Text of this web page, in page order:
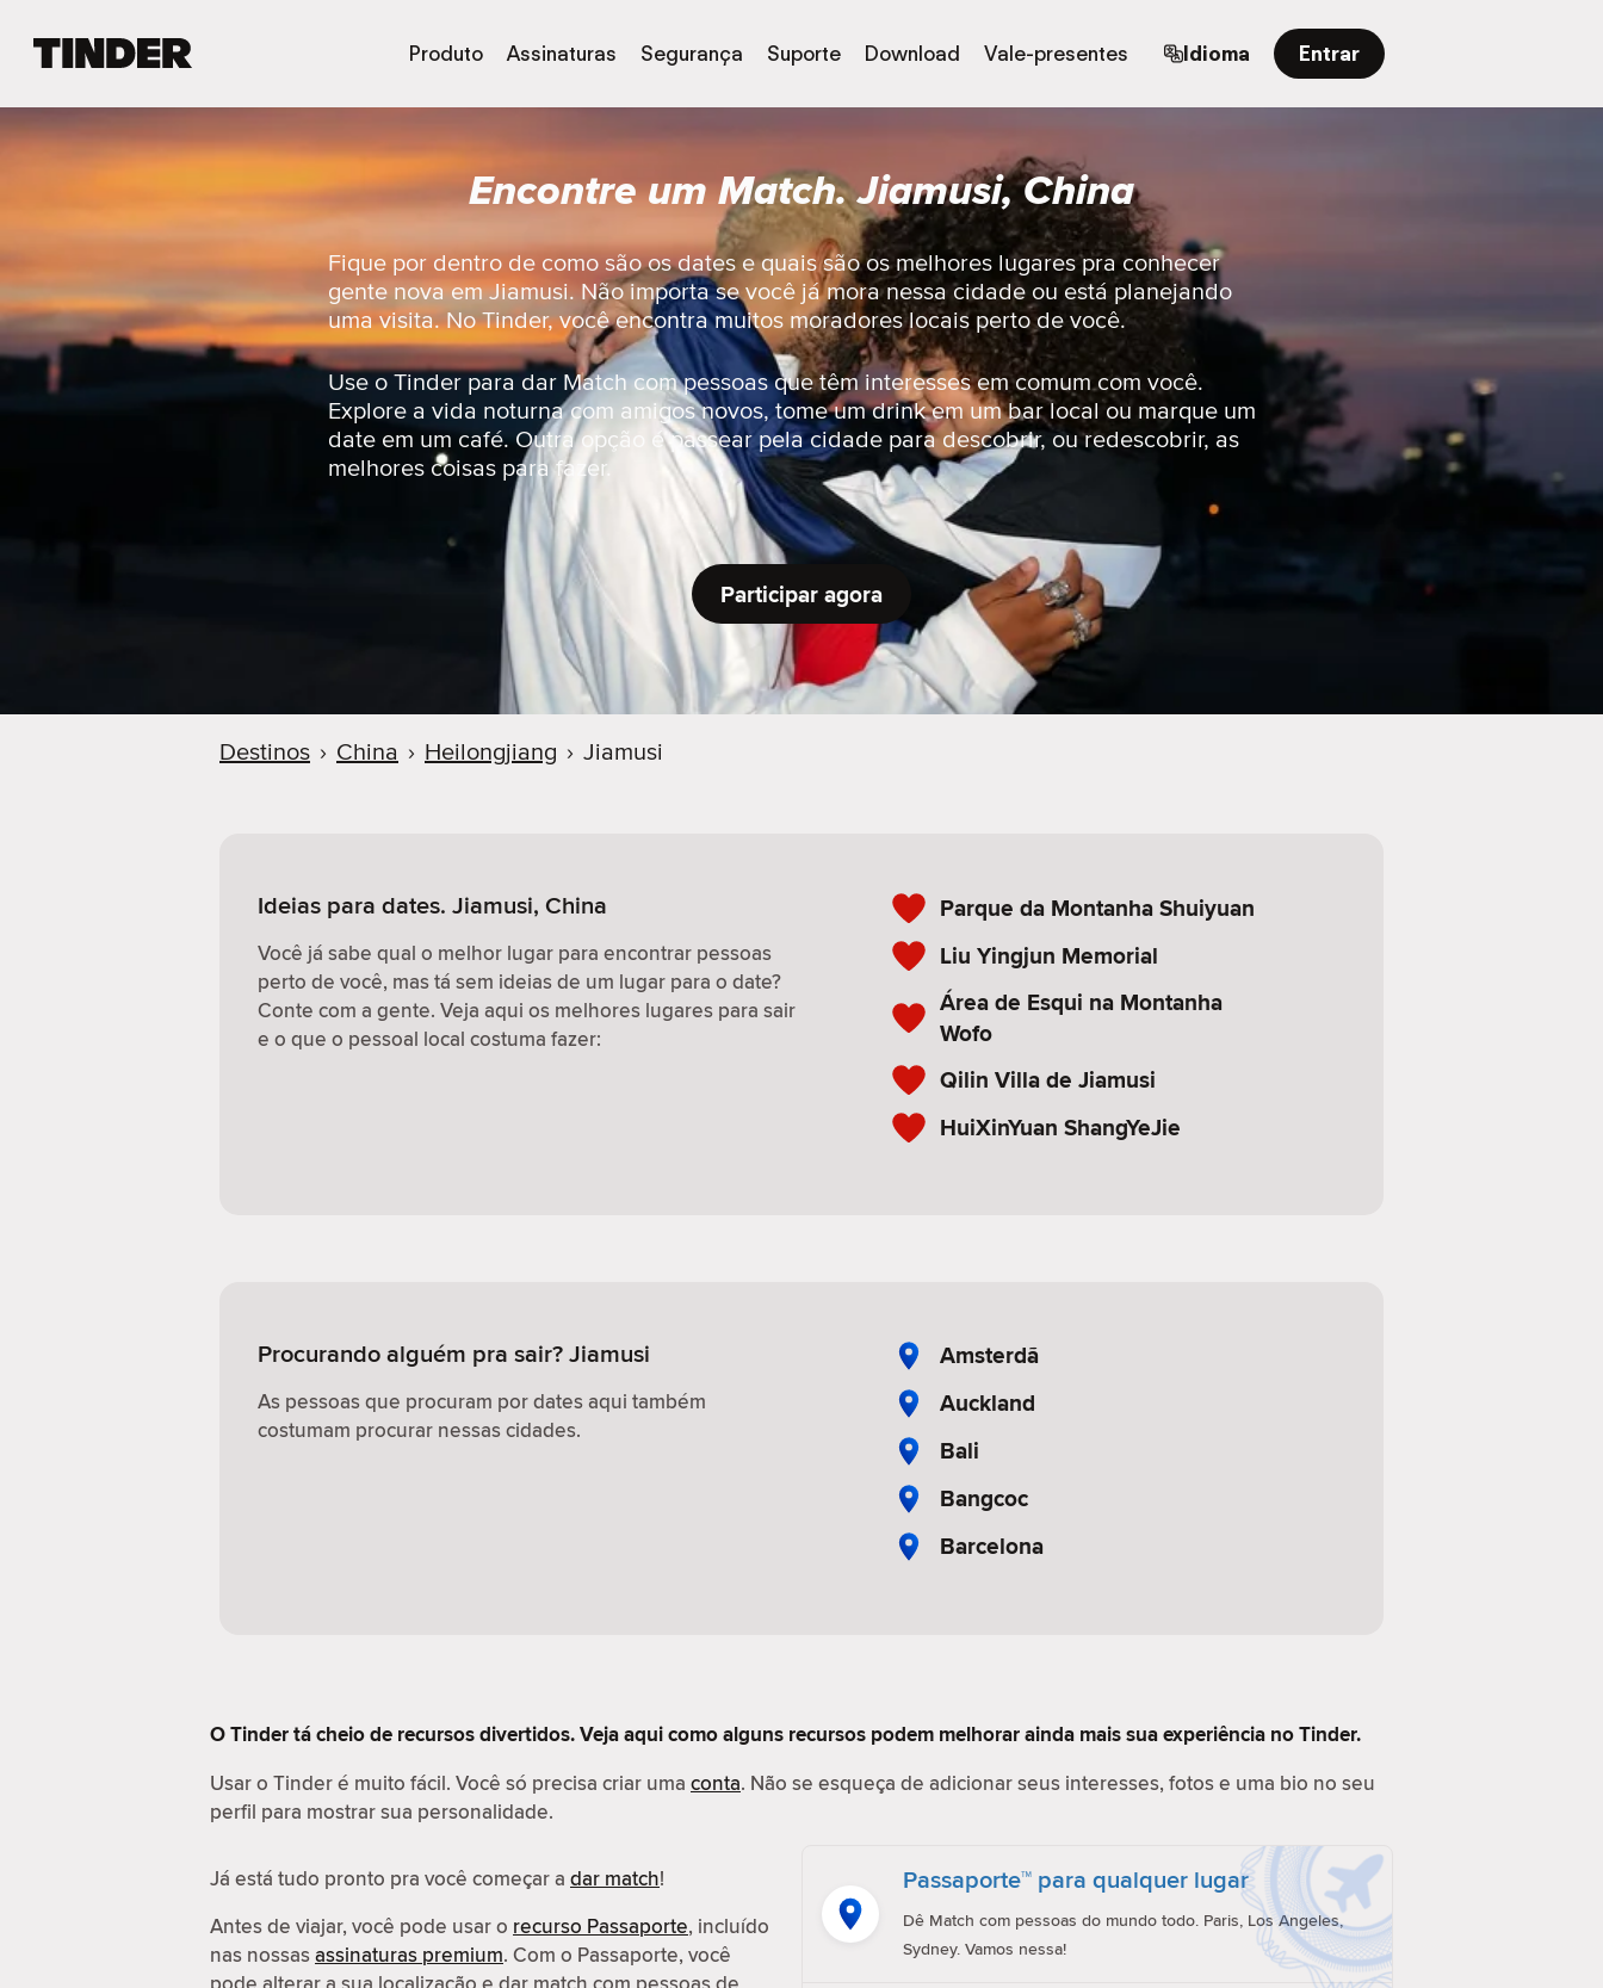
n
i
a
l
Produto Assinaturas Segurança Suporte Download Vale-presentes Idioma Entrar
Encontre um Match. Jiamusi, China
Fique por dentro de como são os dates e quais são os melhores lugares pra conhecer
gente nova em Jiamusi. Não importa se você já mora nessa cidade ou está planejando
uma visita. No Tinder, você encontra muitos moradores locais perto de você.
Use o Tinder para dar Match com pessoas que têm interesses em comum com você.
Explore a vida noturna com amigos novos, tome um drink em um bar local ou marque um
date em um café. Outra opção é passear pela cidade para descobrir, ou redescobrir, as
melhores coisas para fazer.
Participar agora
Destinos › China › Heilongjiang › Jiamusi
Ideias para dates. Jiamusi, China
Você já sabe qual o melhor lugar para encontrar pessoas
perto de você, mas tá sem ideias de um lugar para o date?
Conte com a gente. Veja aqui os melhores lugares para sair
e o que o pessoal local costuma fazer:
Parque da Montanha Shuiyuan
Liu Yingjun Memorial
Área de Esqui na Montanha
Wofo
Qilin Villa de Jiamusi
HuiXinYuan ShangYeJie
Procurando alguém pra sair? Jiamusi
As pessoas que procuram por dates aqui também
costumam procurar nessas cidades.
Amsterdã
Auckland
Bali
Bangcoc
Barcelona
O Tinder tá cheio de recursos divertidos. Veja aqui como alguns recursos podem melhorar ainda mais sua experiência no Tinder.
Usar o Tinder é muito fácil. Você só precisa criar uma conta. Não se esqueça de adicionar seus interesses, fotos e uma bio no seu
perfil para mostrar sua personalidade.
Já está tudo pronto pra você começar a dar match!
Antes de viajar, você pode usar o recurso Passaporte, incluído
nas nossasassinaturas premium. Com o Passaporte, você
Passaporte™ para qualquer lugar
Dê Match com pessoas do mundo todo. Paris, Los Angeles,
Sydney. Vamos nessa!